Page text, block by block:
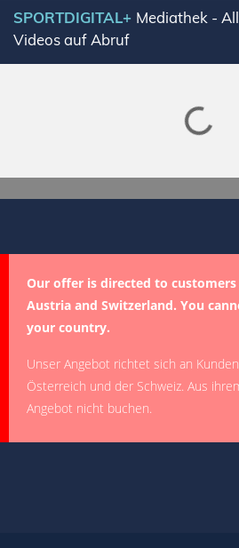
SPORTDIGITAL+ Mediathek -
Videos auf Abruf
Lade
Our offer is directed to
Austria and Switzerland. You
your country.
Unser Angebot richtet sich an
Österreich und der Schweiz. Aus
Angebot nicht buchen.